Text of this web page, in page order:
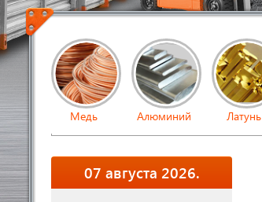
Медь Алюминий Латунь
07 августа 2026.